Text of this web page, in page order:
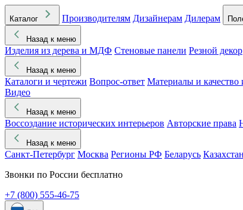
Каталог Производителям Дизайнерам Дилерам
Назад к меню
Изделия из дерева и МДФ Стеновые панели Резной декор
Назад к меню
Каталоги и чертежи Вопрос-ответ Материалы и качество
Видео
Назад к меню
Воссоздание исторических интерьеров Авторские права
Назад к меню
Санкт-Петербург Москва Регионы РФ Беларусь Казахстан
Звонки по России бесплатно
+7 (800) 555-46-75